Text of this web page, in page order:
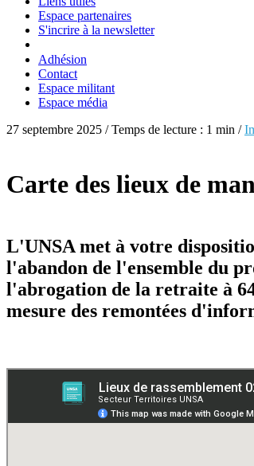
Espace partenaires
S'incrire à la newsletter
Adhésion
Contact
Espace militant
Espace média
27 septembre 2025 / Temps de lecture : 1 min /
Carte des lieux de
L'UNSA met à votre
l'abandon de l'ensemble du
l'abrogation de la retraite à
mesure des remontées